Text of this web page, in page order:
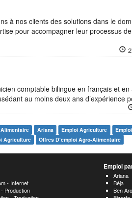
à nos clients des solutions dans le
pour accompagner leur processus
comptable bilingue en français et
au moins deux ans d’expérience
Ariana Emploi Agriculture
Agriculture Offres D'emploi Agro-Alimentaire
- Internet
Production
Emploi
Ariana
Béja
Ben